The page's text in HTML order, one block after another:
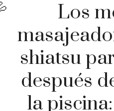
Los
shiatsu
después
la